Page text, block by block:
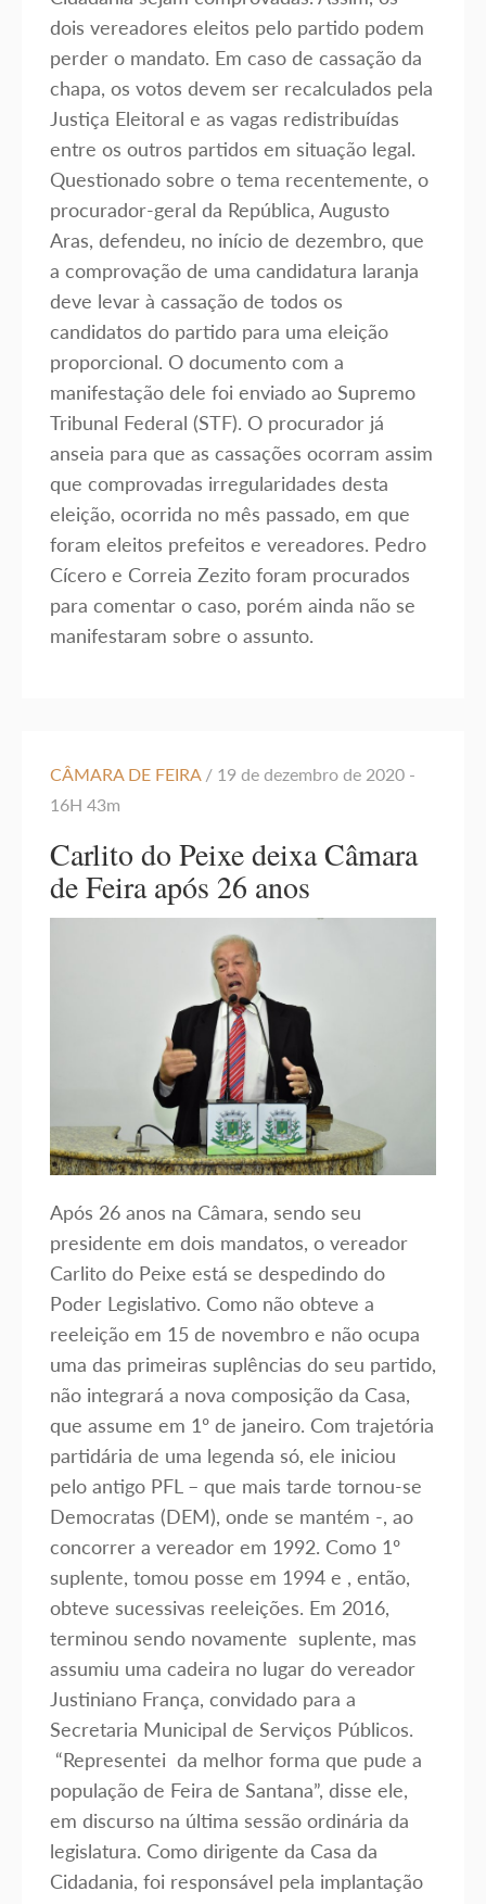
dois vereadores eleitos pelo partido podem
perder o mandato. Em caso de cassação da
chapa, os votos devem ser recalculados pela
Justiça Eleitoral e as vagas redistribuídas
entre os outros partidos em situação legal.
Questionado sobre o tema recentemente, o
procurador-geral da República, Augusto
Aras, defendeu, no início de dezembro, que
a comprovação de uma candidatura laranja
deve levar à cassação de todos os
candidatos do partido para uma eleição
proporcional. O documento com a
manifestação dele foi enviado ao Supremo
Tribunal Federal (STF). O procurador já
anseia para que as cassações ocorram assim
que comprovadas irregularidades desta
eleição, ocorrida no mês passado, em que
foram eleitos prefeitos e vereadores. Pedro
Cícero e Correia Zezito foram procurados
para comentar o caso, porém ainda não se
manifestaram sobre o assunto.
CÂMARA DE FEIRA / 19 de dezembro de 2020 -
16H 43m
Carlito do Peixe deixa Câmara
de Feira após 26 anos
Após 26 anos na Câmara, sendo seu
presidente em dois mandatos, o vereador
Carlito do Peixe está se despedindo do
Poder Legislativo. Como não obteve a
reeleição em 15 de novembro e não ocupa
uma das primeiras suplências do seu partido,
não integrará a nova composição da Casa,
que assume em 1º de janeiro. Com trajetória
partidária de uma legenda só, ele iniciou
pelo antigo PFL – que mais tarde tornou-se
Democratas (DEM), onde se mantém -, ao
concorrer a vereador em 1992. Como 1º
suplente, tomou posse em 1994 e , então,
obteve sucessivas reeleições. Em 2016,
terminou sendo novamente suplente, mas
assumiu uma cadeira no lugar do vereador
Justiniano França, convidado para a
Secretaria Municipal de Serviços Públicos.
“Representei da melhor forma que pude a
população de Feira de Santana”, disse ele,
em discurso na última sessão ordinária da
legislatura. Como dirigente da Casa da
Cidadania, foi responsável pela implantação